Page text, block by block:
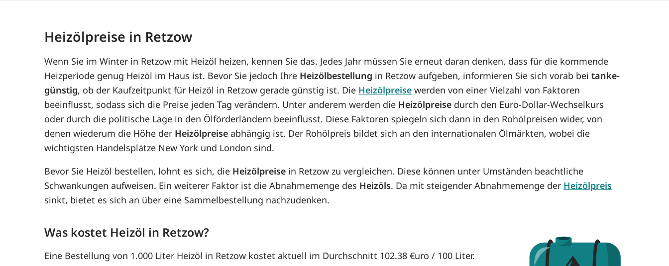
Heizölpreise in Retzow
Wenn Sie im Winter in Retzow mit Heizöl heizen, kennen Sie das. Jedes Jahr müssen Sie erneut daran denken, dass für die kommende
Heizperiode genug Heizöl im Haus ist. Bevor Sie jedoch Ihre Heizölbestellung in Retzow aufgeben, informieren Sie sich vorab beitanke-
günstig, ob der Kaufzeitpunkt für Heizöl in Retzow gerade günstig ist. Die Heizölpreise werden von einer Vielzahl von Faktoren
beeinflusst, sodass sich die Preise jeden Tag verändern. Unter anderem werden die Heizölpreise durch den Euro-Dollar-Wechselkurs
oder durch die politische Lage in den Ölförderländern beeinflusst. Diese Faktoren spiegeln sich dann in den Rohölpreisen wider, von
denen wiederum die Höhe der Heizölpreise abhängig ist. Der Rohölpreis bildet sich an den internationalen Ölmärkten, wobei die
wichtigsten Handelsplätze New York und London sind.
Bevor Sie Heizöl bestellen, lohnt es sich, die Heizölpreise in Retzow zu vergleichen. Diese können unter Umständen beachtliche
Schwankungen aufweisen. Ein weiterer Faktor ist die Abnahmemenge des Heizöls. Da mit steigender Abnahmemenge der Heizölpreis
sinkt, bietet es sich an über eine Sammelbestellung nachzudenken.
Was kostet Heizöl in Retzow?
Eine Bestellung von 1.000 Liter Heizöl in Retzow kostet aktuell im Durchschnitt 102.38 €uro / 100 Liter.